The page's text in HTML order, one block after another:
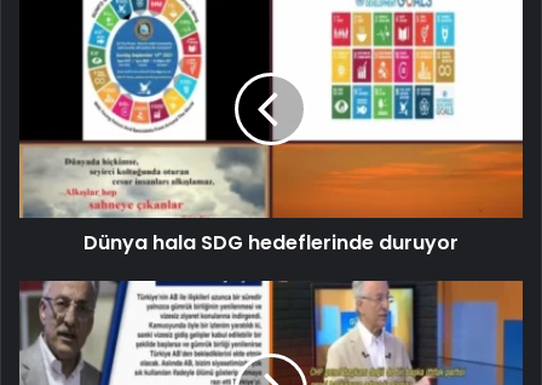
Dünya hala SDG hedeflerinde duruyor